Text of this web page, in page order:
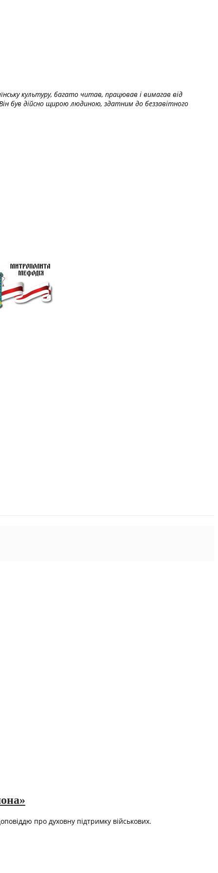
культуру, багато читав, працював і вимагав від
був дійсно щирою людиною, здатним до беззавітного
про духовну підтримку військових.